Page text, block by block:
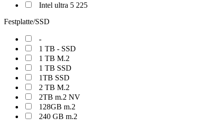
Intel ultra 5 225
Festplatte/SSD
-
1 TB - SSD
1 TB M.2
1 TB SSD
1TB SSD
2 TB M.2
2TB m.2 NV
128GB m.2
240 GB m.2